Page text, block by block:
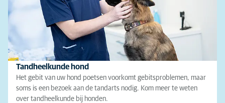
Tandheelkunde hond
Het gebit van uw hond poetsen voorkomt gebitsproblemen, maar
soms is een bezoek aan de tandarts nodig. Kom meer te weten
over tandheelkunde bij honden.